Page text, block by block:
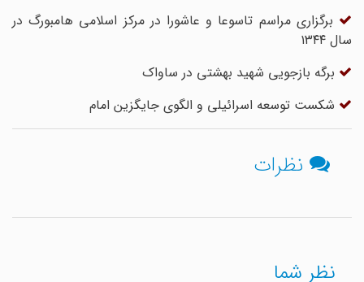
برگزاری مراسم تاسوعا و عاشورا در مرکز اسلامی هامبورگ در
سال ۱۳۴۴
برگه بازجویی شهید بهشتی در ساواک
شکست توسعه اسرائیلی و الگوی جایگزین امام
نظرات
نظر شما